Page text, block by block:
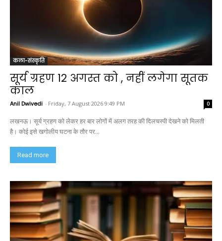
कला-संस्कृति
सूर्य ग्रहण 12 अगस्त को , नहीं लगेगा सूतक
काल
Anil Dwivedi - Friday, 7 August 2026 9:49 PM 0
लखनऊ। सूर्य ग्रहण को लेकर हर बार लोगों में अलग तरह की दिलचस्पी देखने को मिलती
है। कोई इसे खगोलीय घटना के तौर पर...
Read more